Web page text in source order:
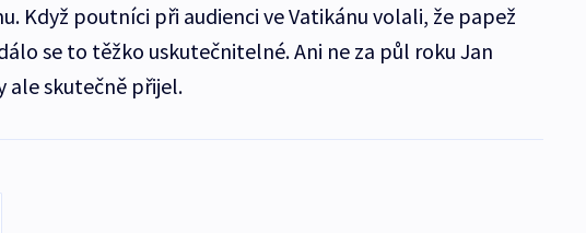
Když poutníci při audienci ve Vatikánu volali, že papež
se to těžko uskutečnitelné. Ani ne za půl roku Jan
ale skutečně přijel.